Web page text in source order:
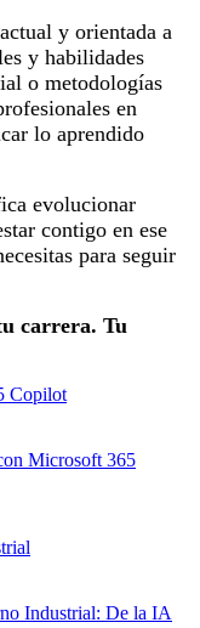
y orientada a
y habilidades
o metodologías
en
lo aprendido
evolucionar
contigo en ese
para seguir
carrera. Tu
Microsoft 365
Industrial: De la IA